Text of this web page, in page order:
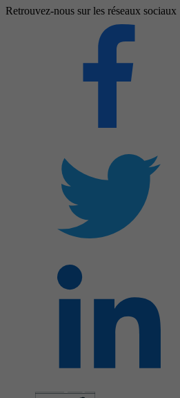
Retrouvez-nous sur les réseaux sociaux